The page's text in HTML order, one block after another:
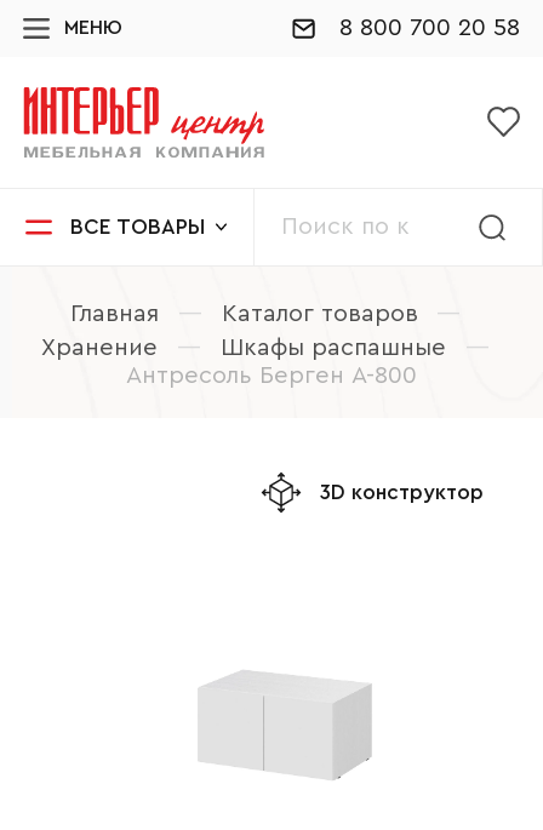
МЕНЮ 8 800 700 20 58
ВСЕ ТОВАРЫ
Главная — Каталог товаров
—
Хранение
— Шкафы распашные
—
Антресоль Берген А-800
3D конструктор